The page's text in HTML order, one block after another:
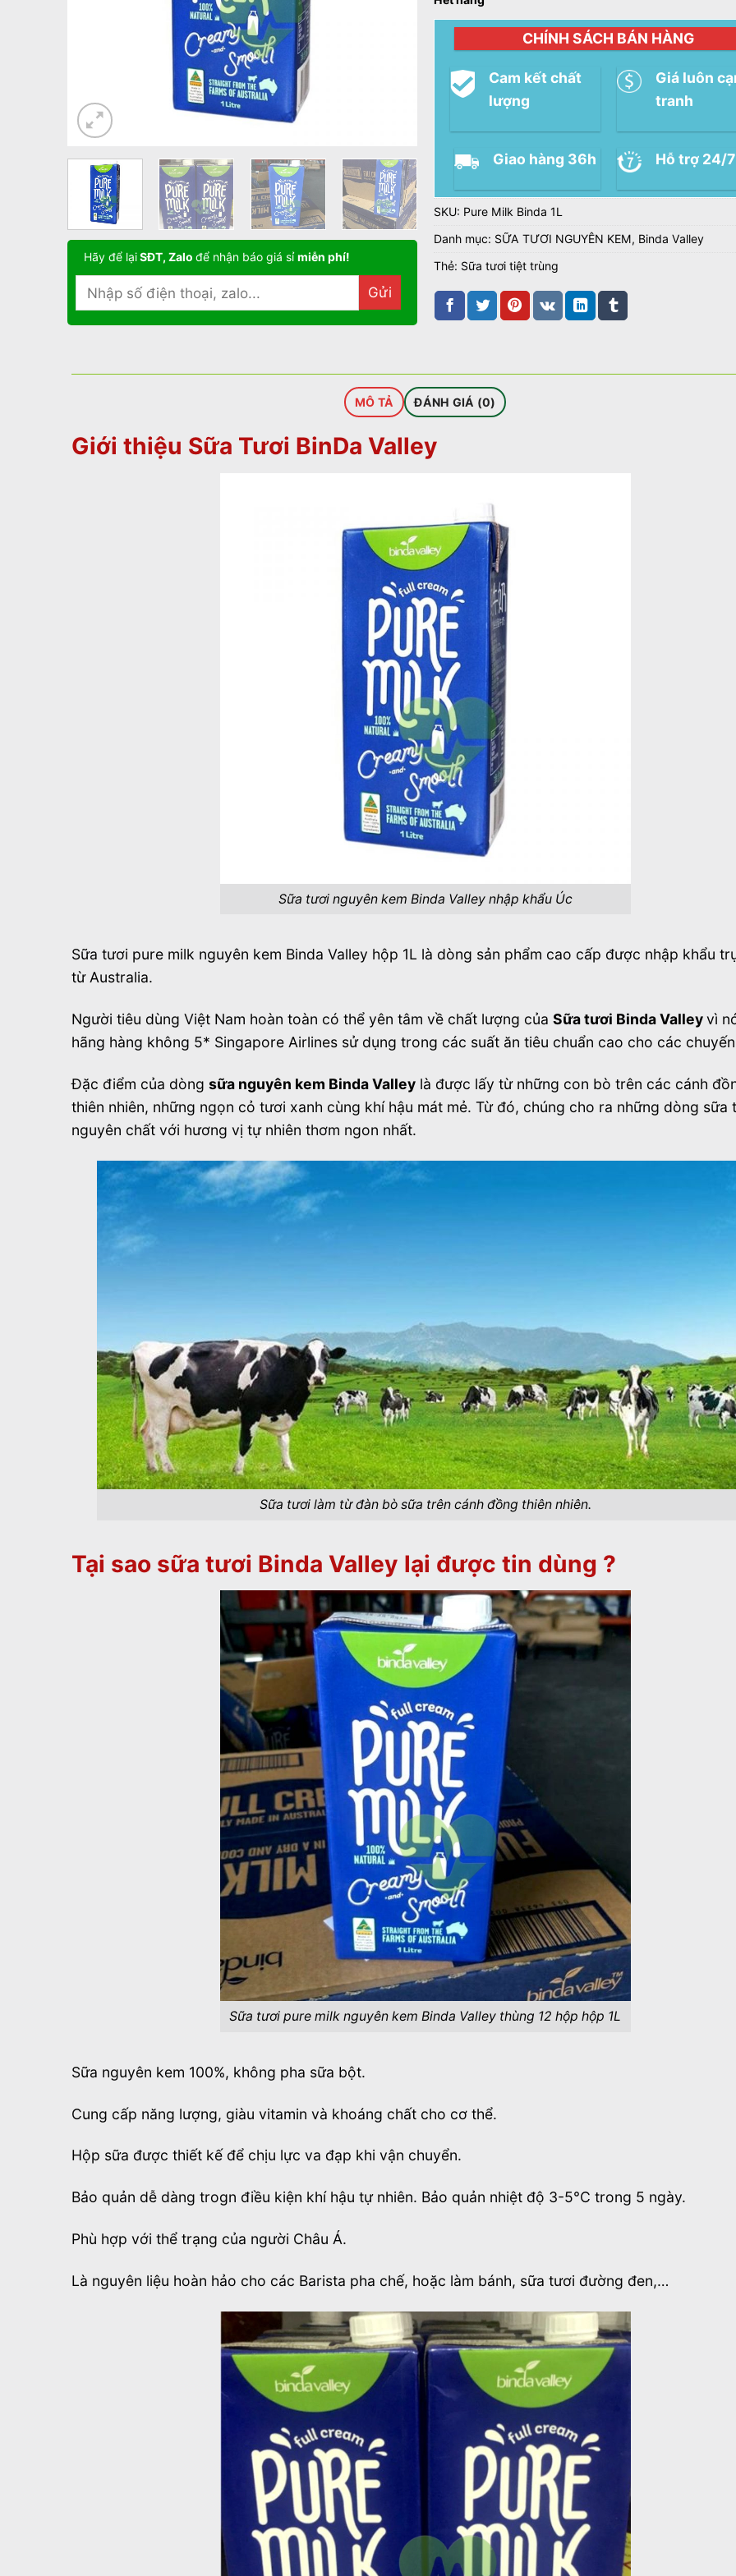
Hãy để lạiSĐT, Zalo để nhận báo giá sỉmiễn phí!
CHÍNH SÁCH BÁN HÀNG
Cam kết chất
lượng
Giá luôn
tranh
Giao hàng 36h Hỗ trợ 24/7
SKU: Pure Milk Binda 1L
Danh mục: SỮA TƯƠI NGUYÊN KEM, Binda Valley
Thẻ: Sữa tươi tiệt trùng
MÔ TẢ ĐÁNH GIÁ (0)
Giới thiệu Sữa Tươi BinDa Valley
Sữa tươi nguyên kem Binda Valley nhập khẩu Úc
Sữa tươi pure milk nguyên kem Binda Valley hộp 1L là dòng sản phẩm cao cấp được nhập khẩu
từAustralia.
Người tiêu dùng Việt Nam hoàn toàn có thể yên tâm về chất lượng của Sữa tươi Binda Valleyvì
hãng hàng không 5* Singapore Airlines sử dụng trong các suất ăn tiêu chuẩn cao cho các
Đặc điểm của dòng sữa nguyên kem Binda Valley là được lấy từ những con bò trên các cánh
thiên nhiên, những ngọn cỏ tươi xanh cùng khí hậu mát mẻ. Từ đó, chúng cho ra những dòng sữa
nguyên chất với hương vị tự nhiên thơm ngon nhất.
Sữa tươi làm từ đàn bò sữa trên cánh đồng thiên nhiên.
Tại sao sữa tươi Binda Valley lại được tin dùng ?
Sữa tươi pure milk nguyên kem Binda Valley thùng 12 hộp hộp 1L
Sữa nguyên kem 100%, không pha sữa bột.
Cung cấp năng lượng, giàu vitamin và khoáng chất cho cơ thể.
Hộp sữa được thiết kế để chịu lực va đạp khi vận chuyển.
Bảo quản dễ dàng trogn điều kiện khí hậu tự nhiên. Bảo quản nhiệt độ 3-5°C trong 5 ngày.
Phù hợp với thể trạng của người Châu Á.
Là nguyên liệu hoàn hảo cho các Barista pha chế, hoặc làm bánh, sữa tươi đường đen,…